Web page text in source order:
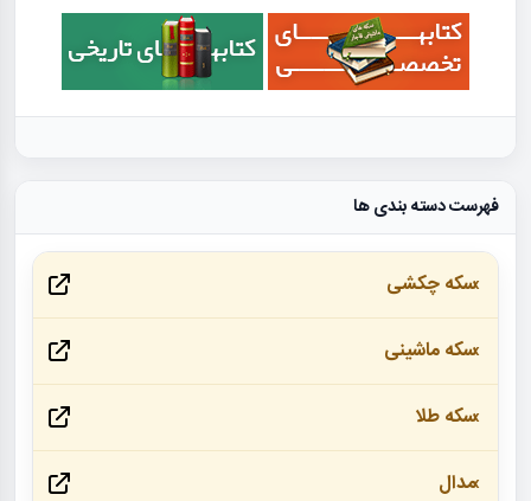
فهرست دسته بندی ها
سکه چکشی
سکه ماشینی
سکه طلا
مدال